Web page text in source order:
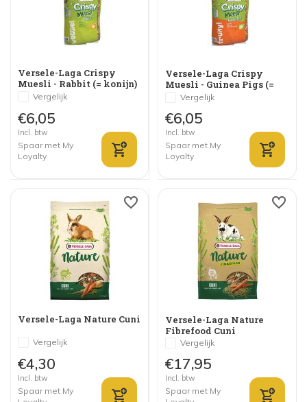
Versele-Laga Crispy
Muesli - Rabbit (= konijn)
Vergelijk
€6,05
Incl. btw
Spaar met My
Loyalty
Versele-Laga Crispy
Muesli - Guinea Pigs (=
cavia)
Vergelijk
€6,05
Incl. btw
Spaar met My
Loyalty
Versele-Laga Nature Cuni
Vergelijk
€4,30
Incl. btw
Spaar met My
Versele-Laga Nature
Fibrefood Cuni
Vergelijk
€17,95
Incl. btw
Spaar met My